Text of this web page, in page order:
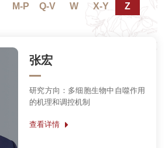
M-P Q-V W X-Y Z
张宏
研究方向：多细胞生物中自噬作用
的机理和调控机制
查看详情